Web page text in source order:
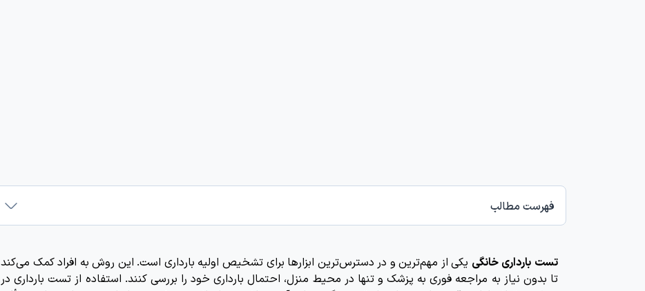
فهرست مطالب
تست بارداری خانگی یکی از مهم‌ترین و در دسترس‌ترین ابزارها برای تشخیص اولیه بارداری است. این روش به افراد کمک می‌کند
تا بدون نیاز به مراجعه فوری به پزشک و تنها در محیط منزل، احتمال بارداری خود را بررسی کنند. استفاده از تست بارداری در